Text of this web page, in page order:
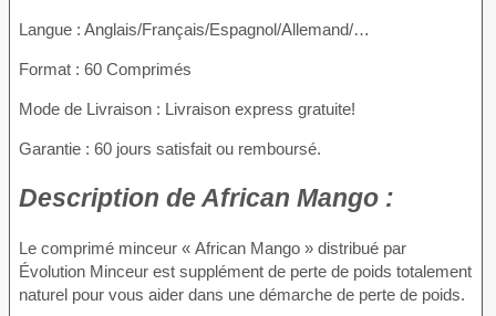
Langue : Anglais/Français/Espagnol/Allemand/…
Format : 60 Comprimés
Mode de Livraison : Livraison express gratuite!
Garantie : 60 jours satisfait ou remboursé.
Description de African Mango :
Le comprimé minceur « African Mango » distribué par
Évolution Minceur est supplément de perte de poids totalement
naturel pour vous aider dans une démarche de perte de poids.